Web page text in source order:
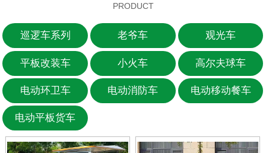
PRODUCT
巡逻车系列 老爷车 观光车
平板改装车 小火车 高尔夫球车
电动环卫车 电动消防车 电动移动餐车
电动平板货车